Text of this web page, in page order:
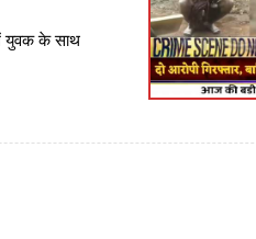
युवक के साथ